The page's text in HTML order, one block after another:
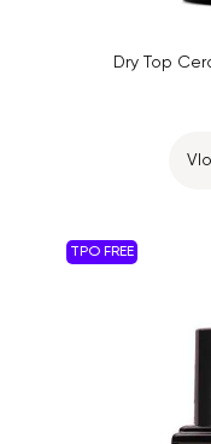
Dry Top
TPO FREE